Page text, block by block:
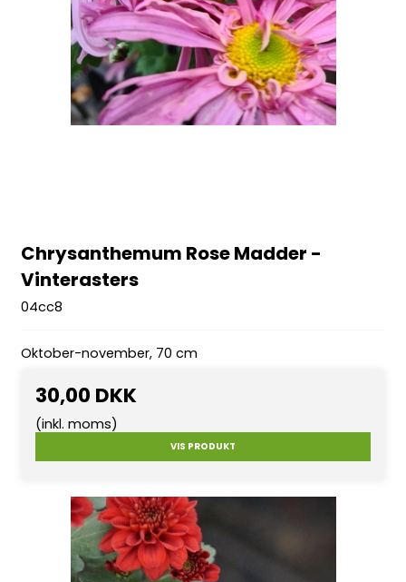
Chrysanthemum Rose Madder -
Vinterasters
04cc8
Oktober-november, 70 cm
30,00 DKK
(inkl. moms)
VIS PRODUKT